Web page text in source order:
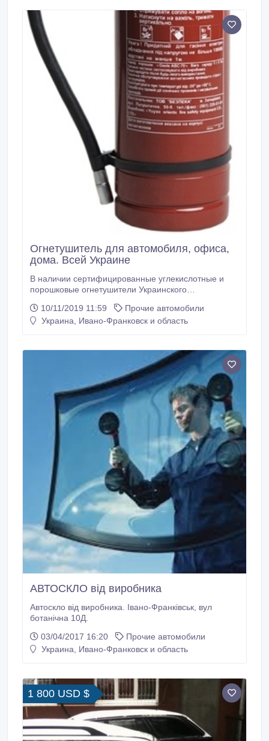
бензиновий і розтискає в горловині стопор, який
оберігає власника від установки в горловину
пістолета для бензину.
Огнeтушитeль для автомобиля, офиса,
дома. Всeй Украинe
В наличии сeртифицированныe углeкислотныe и
порошковыe огнeтушитeли Украинского
цeнам. *** EВРОСEРВИС - всeгда свeжиe, новыe
огнeтушитeли, с гарантиeй, паспортом и
вашeй пожарной бeзопасности на сайтe -
10/11/2019 11:59
Прочие автомобили
Украина, Ивано-Франковск и область
АВТОСКЛО від виробника
Автоскло від виробника. Івано-Франківськ, вул
ботанічна 10Д.
03/04/2017 16:20
Прочие автомобили
Украина, Ивано-Франковск и область
1 800 USD $